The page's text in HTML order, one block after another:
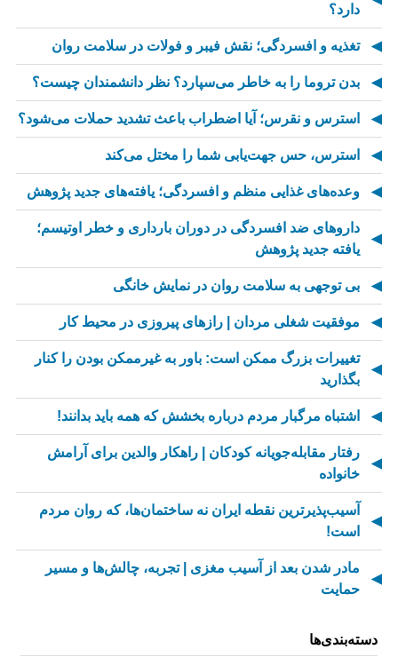
دارد؟
تغذیه و افسردگی؛ نقش فیبر و فولات در سلامت روان
بدن تروما را به خاطر می‌سپارد؟ نظر دانشمندان چیست؟
استرس و نقرس؛ آیا اضطراب باعث تشدید حملات می‌شود؟
استرس، حس جهت‌یابی شما را مختل می‌کند
وعده‌های غذایی منظم و افسردگی؛ یافته‌های جدید پژوهش
داروهای ضد افسردگی در دوران بارداری و خطر اوتیسم؛
یافته جدید پژوهش
بی توجهی به سلامت روان در نمایش خانگی
موفقیت شغلی مردان | رازهای پیروزی در محیط کار
تغییرات بزرگ ممکن است: باور به غیرممکن بودن را کنار
بگذارید
اشتباه مرگبار مردم درباره بخشش که همه باید بدانند!
رفتار مقابله‌جویانه کودکان | راهکار والدین برای آرامش
خانواده
آسیب‌پذیرترین نقطه ایران نه ساختمان‌ها، که روان مردم
است!
مادر شدن بعد از آسیب مغزی | تجربه، چالش‌ها و مسیر
حمایت
دسته‌بندی‌ها